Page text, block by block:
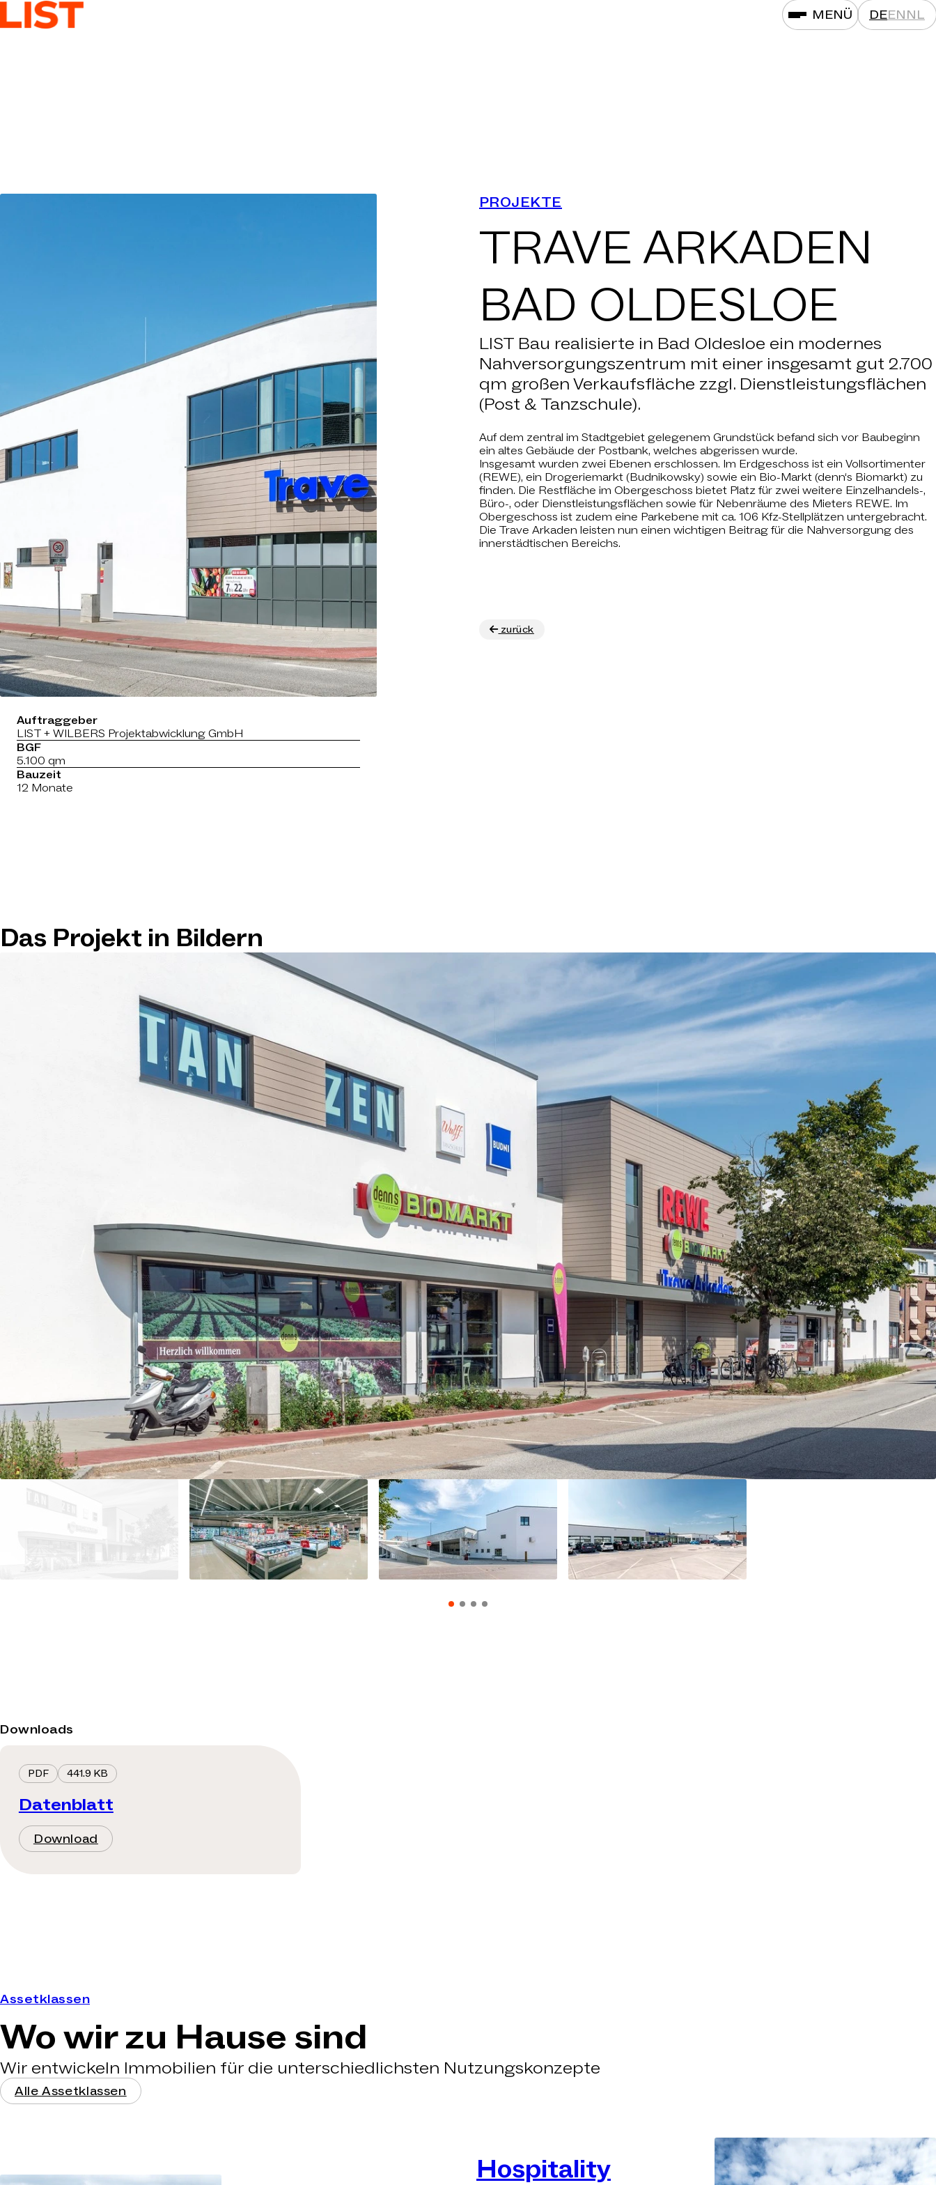
MENÜ DEENNL
STANDORTE
PROJEKTE
NEWS
GESELLSCHAFTEN
DAS IST LIST
KARRIERE
KONTAKT
PROJEKTE
TRAVE ARKADEN
BAD OLDESLOE
LIST Bau realisierte in Bad Oldesloe ein modernes
Nahversorgungszentrum mit einer insgesamt gut 2.700
qm großen Verkaufsfläche zzgl. Dienstleistungsflächen
(Post & Tanzschule).
Auf dem zentral im Stadtgebiet gelegenem Grundstück befand sich vor Baubeginn
ein altes Gebäude der Postbank, welches abgerissen wurde.
Insgesamt wurden zwei Ebenen erschlossen. Im Erdgeschoss ist ein Vollsortimenter
(REWE), ein Drogeriemarkt (Budnikowsky) sowie ein Bio-Markt (denn‘s Biomarkt) zu
finden. Die Restfläche im Obergeschoss bietet Platz für zwei weitere Einzelhandels-,
Büro-, oder Dienstleistungsflächen sowie für Nebenräume des Mieters REWE. Im
Obergeschoss ist zudem eine Parkebene mit ca. 106 Kfz-Stellplätzen untergebracht.
Die Trave Arkaden leisten nun einen wichtigen Beitrag für die Nahversorgung des
innerstädtischen Bereichs.
zurück
Auftraggeber
LIST + WILBERS Projektabwicklung GmbH
BGF
5.100 qm
Bauzeit
12 Monate
Das Projekt in Bildern
Downloads
PDF 441.9 KB
Datenblatt
Download
Assetklassen
Wo wir zu Hause sind
Wir entwickeln Immobilien für die unterschiedlichsten Nutzungskonzepte
Alle Assetklassen
Hospitality